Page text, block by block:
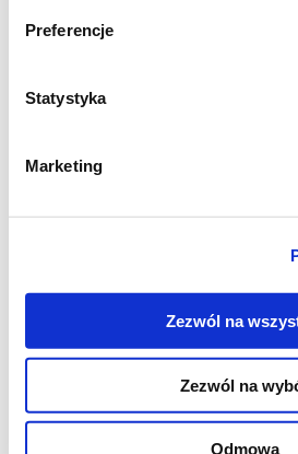
Preferencje
Statystyka
Marketing
Zezwól na
Zezwól na
Odmowa